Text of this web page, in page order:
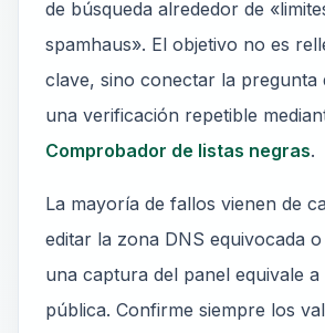
de búsqueda alrededor de
spamhaus». El objetivo no es
clave, sino conectar la pregunta
una verificación repetible
Comprobador de listas negras.
La mayoría de fallos vienen de
editar la zona DNS equivocada
una captura del panel equivale
pública. Confirme siempre los